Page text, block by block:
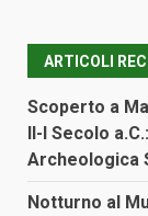
ARTICOLI
Scoperto a
II-I Secolo
Archeologica
Notturno al